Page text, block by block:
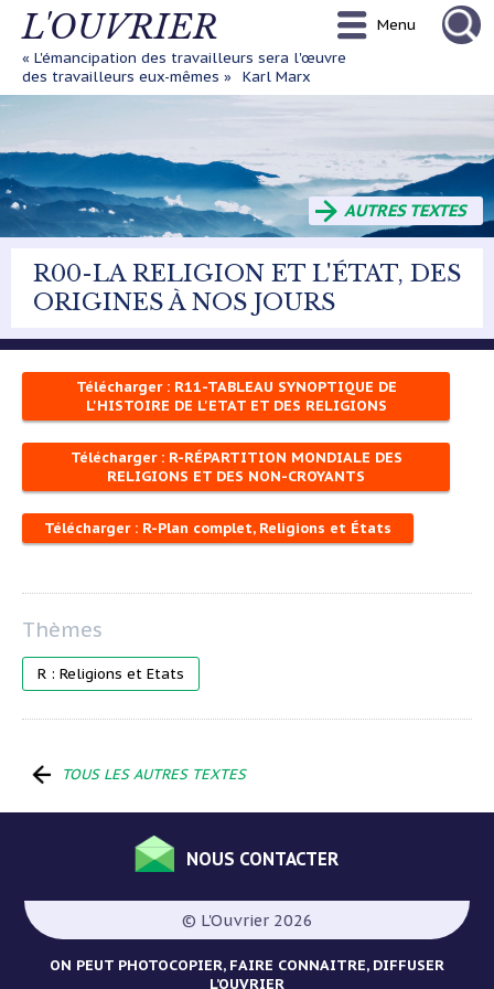
Aller
principal
L'OUVRIER
« L'émancipation des travailleurs sera l'œuvre
des travailleurs eux-mêmes »
Karl Marx
Menu
AUTRES TEXTES
R00-LA RELIGION ET L'ÉTAT, DES
ORIGINES À NOS JOURS
Télécharger : R11-TABLEAU SYNOPTIQUE DE
L'HISTOIRE DE L'ETAT ET DES RELIGIONS
Télécharger : R-RÉPARTITION MONDIALE DES
RELIGIONS ET DES NON-CROYANTS
Télécharger : R-Plan complet, Religions et États
R : Religions et Etats
TOUS LES AUTRES TEXTES
Pied
de
page
NOUS CONTACTER
© L'Ouvrier 2026
ON PEUT PHOTOCOPIER, FAIRE CONNAITRE, DIFFUSER
L’OUVRIER